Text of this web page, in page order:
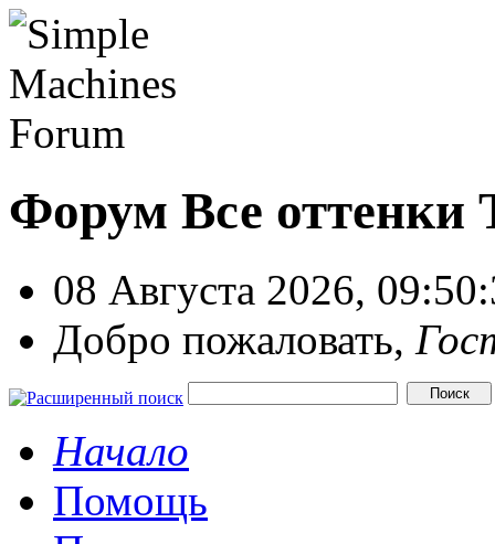
Форум Все оттенки
08 Августа 2026,
Добро пожаловать,
Начало
Помощь